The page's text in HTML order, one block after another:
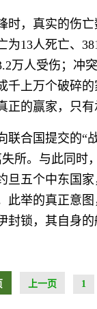
时，真实的伤
为13人死亡、
万人受伤；冲
千上万个破碎
正的赢家，只有
联合国提交的“
所。与此同时
五个中东国
此举的真正意
封锁，其自身
上一页 1